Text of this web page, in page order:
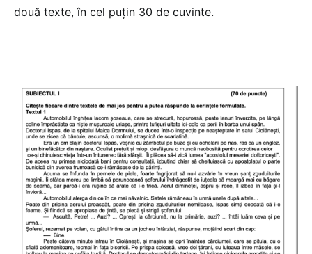
două texte, în cel puțin 30 de cuvinte.